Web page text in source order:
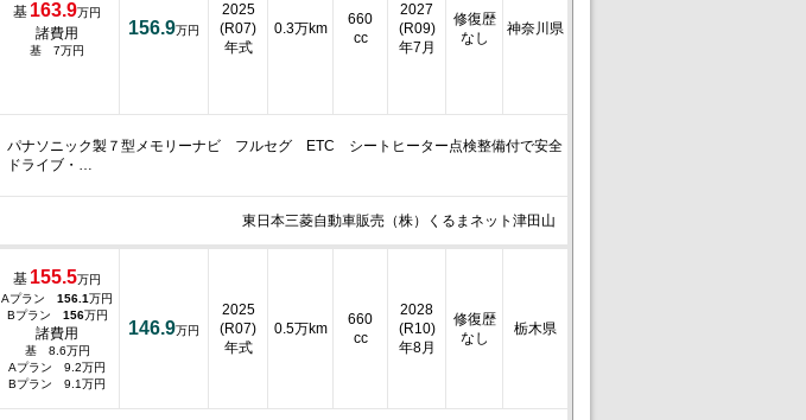
基 163.9万円
諸費用
基 7万円
156.9万円
2025
(R07)
年式
0.3万km
660
cc
2027
(R09)
年7月
修復歴
なし
神奈川県
パナソニック製７型メモリーナビ フルセグ ETC シートヒーター点検整備付で安全
ドライブ・…
東日本三菱自動車販売（株）くるまネット津田山
基 155.5万円
Aプラン 156.1万円
Bプラン 156万円
諸費用
基 8.6万円
Aプラン 9.2万円
Bプラン 9.1万円
146.9万円
2025
(R07)
年式
0.5万km
660
cc
2028
(R10)
年8月
修復歴
なし
栃木県